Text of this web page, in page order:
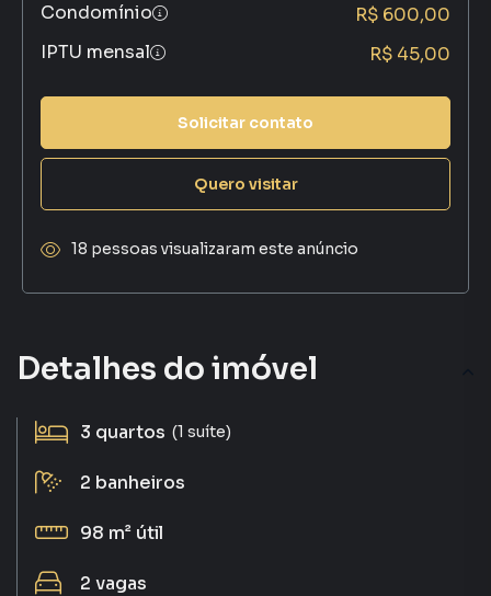
Detalhes do imóvel
3 quartos (1 suíte)
2 banheiros
98 m² útil
2 vagas
Condomínio
R$ 600,00
IPTU mensal
R$ 45,00
Solicitar contato
Quero visitar
18 pessoas visualizaram este anúncio